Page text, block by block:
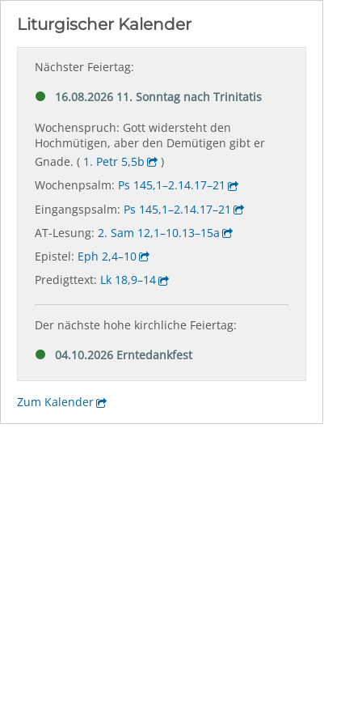
Liturgischer Kalender
Nächster Feiertag:
16.08.2026 11. Sonntag nach Trinitatis
Wochenspruch: Gott widersteht den
Hochmütigen, aber den Demütigen gibt er
Gnade. ( 1. Petr 5,5b
)
Wochenpsalm: Ps 145,1–2.14.17–21
Eingangspsalm: Ps 145,1–2.14.17–21
AT-Lesung:2. Sam 12,1–10.13–15a
Epistel: Eph 2,4–10
Predigttext: Lk 18,9–14
Der nächste hohe kirchliche Feiertag:
04.10.2026 Erntedankfest
Zum Kalender